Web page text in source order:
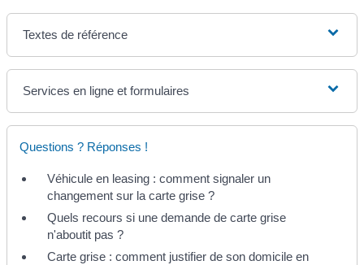
Textes de référence
Services en ligne et formulaires
Questions ? Réponses !
Véhicule en leasing : comment signaler un
changement sur la carte grise ?
Quels recours si une demande de carte grise
n'aboutit pas ?
Carte grise : comment justifier de son domicile en